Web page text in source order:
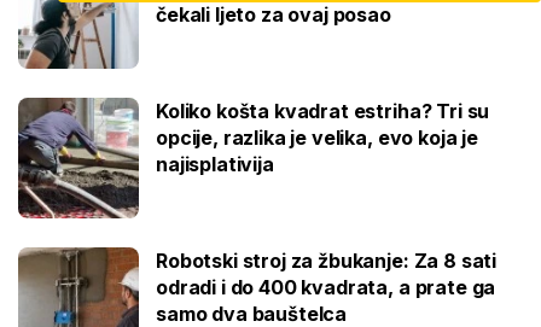
čekali ljeto za ovaj posao
Koliko košta kvadrat estriha? Tri su
opcije, razlika je velika, evo koja je
najisplativija
Robotski stroj za žbukanje: Za 8 sati
odradi i do 400 kvadrata, a prate ga
samo dva bauštelca